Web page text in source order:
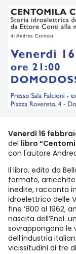
Venerdì 16
del libro
con l'autore
Il libro, edito da
formato,
inedite, racconta
idroelettrico delle
fine ‘800 al 1962,
nascita dell’Enel:
sovrappongono le
dell’industria
vicissitudini di tre